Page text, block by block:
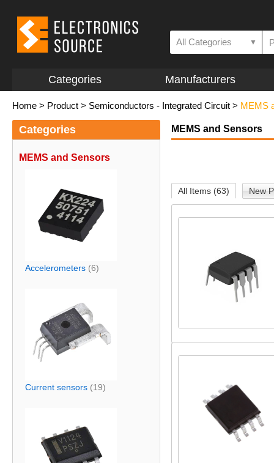
All Categories ▼
Categories Manufacturers
Home > Product > Semiconductors - Integrated Circuit > MEMS
Categories
MEMS and Sensors
Accelerometers (6)
Current sensors (19)
MEMS and Sensors
All Items (63) New